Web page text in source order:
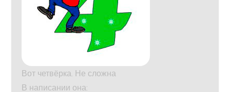
Вот четвёрка. Не сложна
В написании она: